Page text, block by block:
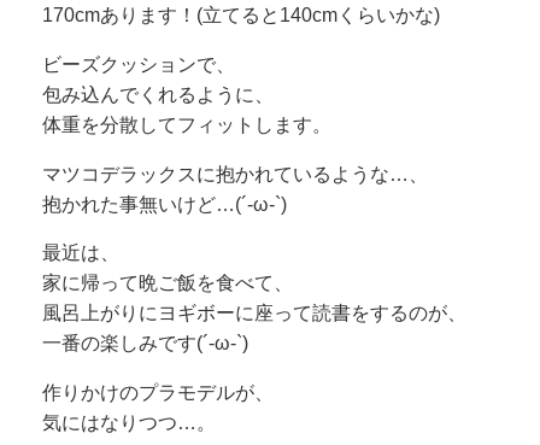
170cmあります！(立てると140cmくらいかな)
ビーズクッションで、
包み込んでくれるように、
体重を分散してフィットします。
マツコデラックスに抱かれているような…、
抱かれた事無いけど…(´-ω-`)
最近は、
家に帰って晩ご飯を食べて、
風呂上がりにヨギボーに座って読書をするのが、
一番の楽しみです(´-ω-`)
作りかけのプラモデルが、
気にはなりつつ…。